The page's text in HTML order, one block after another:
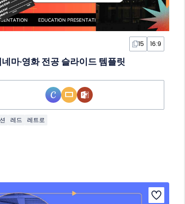
15 16:9
마·영화 전공 슬라이드 템플릿
레드 레트로